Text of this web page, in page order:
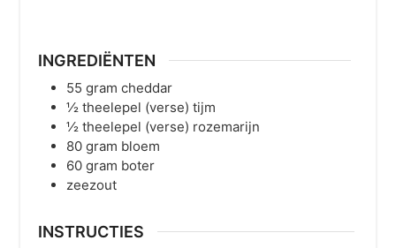
INGREDIËNTEN
55 gram cheddar
½ theelepel (verse) tijm
½ theelepel (verse) rozemarijn
80 gram bloem
60 gram boter
zeezout
INSTRUCTIES